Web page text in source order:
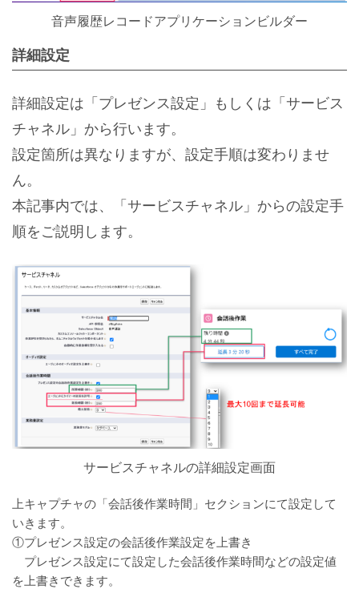
音声履歴レコードアプリケーションビルダー
詳細設定
詳細設定は「プレゼンス設定」もしくは「サービス
チャネル」から行います。
設定箇所は異なりますが、設定手順は変わりませ
ん。
本記事内では、「サービスチャネル」からの設定手
順をご説明します。
サービスチャネルの詳細設定画面
上キャプチャの「会話後作業時間」セクションにて設定して
いきます。
①プレゼンス設定の会話後作業設定を上書き
プレゼンス設定にて設定した会話後作業時間などの設定値
を上書きできます。